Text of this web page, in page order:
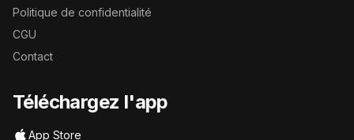
Politique de confidentialité
CGU
Contact
Téléchargez l'app
App Store